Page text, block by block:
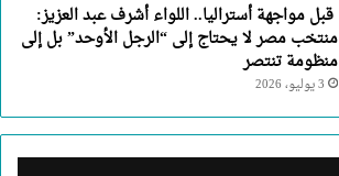
قبل مواجهة أستراليا.. اللواء أشرف عبد العزيز:
منتخب مصر لا يحتاج إلى “الرجل الأوحد” بل إلى
منظومة تنتصر
3 يوليو، 2026